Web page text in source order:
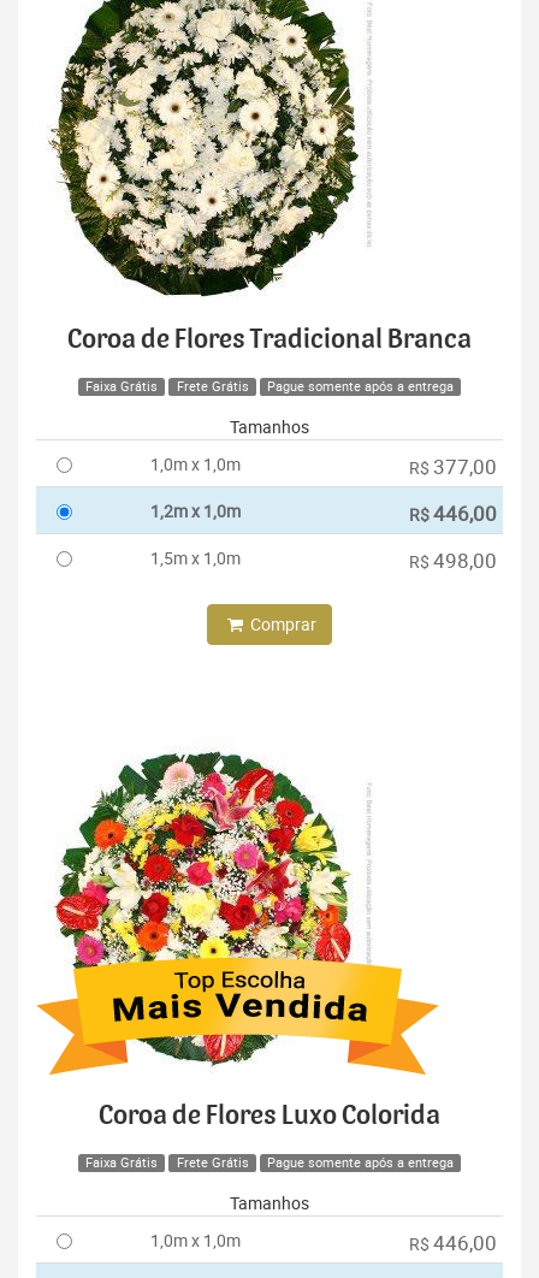
Coroa de Flores Tradicional Branca
Faixa Grátis Frete Grátis Pague somente após a entrega
Tamanhos
1,0m x 1,0m
R$ 377,00
1,2m x 1,0m R$446,00
1,5m x 1,0m R$ 498,00
Comprar
Coroa de Flores Luxo Colorida
Faixa Grátis Frete Grátis Pague somente após a entrega
Tamanhos
1,0m x 1,0m
R$ 446,00